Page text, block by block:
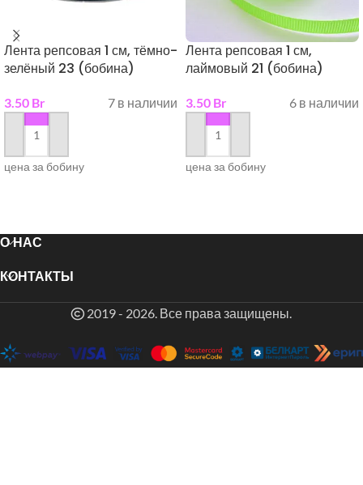
Лента репсовая 1 см, тёмно-
зелёный 23 (бобина)
3.50 Br 7 в наличии
в корзину
цена за бобину
Лента репсовая 1 см,
лаймовый 21 (бобина)
3.50 Br 6 в наличии
в корзину
цена за бобину
О НАС
КОНТАКТЫ
2019 - 2026. Все права защищены.